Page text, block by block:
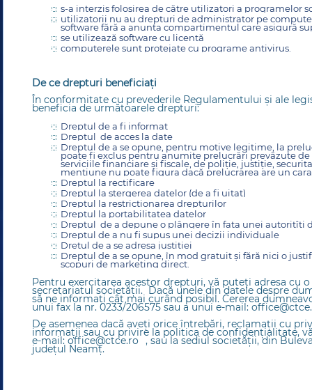
s-a interzis folosirea de către utilizatori a programelor
utilizatorii nu au drepturi de administrator pe
software fără a anunța compartimentul care asigură
se utilizează software cu licență
computerele sunt protejate cu programe antivirus.
De ce drepturi beneficiați
În conformitate cu prevederile Regulamentului şi ale
beneficia de următoarele drepturi:
Dreptul de a fi informat
Dreptul de acces la date
Dreptul de a se opune, pentru motive legitime, la
poate fi exclus pentru anumite prelucrări prevăzute
serviciile financiare şi fiscale, de poliţie, justiţie,
menţiune nu poate figura dacă prelucrarea are un
Dreptul la rectificare
Dreptul la ştergerea datelor (de a fi uitat)
Dreptul la restricţionarea drepturilor
Dreptul la portabilitatea datelor
Dreptul de a depune o plângere în faţa unei autoritîţi
Dreptul de a nu fi supus unei decizii individuale
Dretul de a se adresa justiţiei
Dreptul de a se opune, în mod gratuit şi fără nici o
scopuri de marketing direct.
Pentru exercitarea acestor drepturi, vă puteţi adresa cu
secretariatul societăţii. Dacă unele din datele despre
să ne informaţi cât mai curând posibil. Cererea
unui fax la nr. 0233/206575 sau a unui e-mail:
De asemenea dacă aveți orice întrebări, reclamaţii cu
informații sau cu privire la politica de confidențialitate,
e-mail: office@ctce.ro , sau la sediul societății, din
județul Neamț.